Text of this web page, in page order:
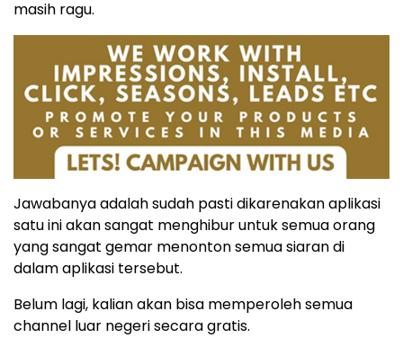
masih ragu.
Jawabanya adalah sudah pasti dikarenakan aplikasi
satu ini akan sangat menghibur untuk semua orang
yang sangat gemar menonton semua siaran di
dalam aplikasi tersebut.
Belum lagi, kalian akan bisa memperoleh semua
channel luar negeri secara gratis.